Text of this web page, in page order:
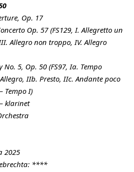
Op. 17
Op. 57 (FS129, I. Allegretto un
Allegro non troppo, IV. Allegro
No. 5, Op. 50 (FS97,Ia. Tempo
IIb. Presto,IIc. Andante poco
Tempo I)
klarinet
2025
****